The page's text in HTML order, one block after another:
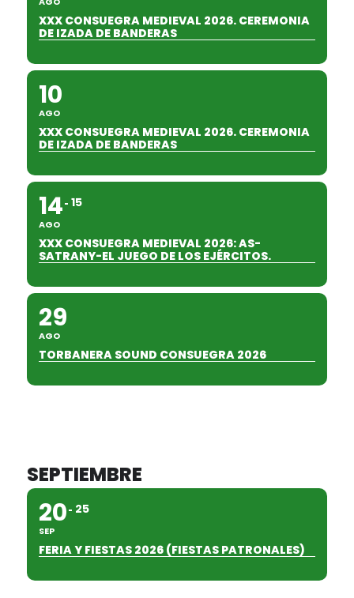
XXX CONSUEGRA MEDIEVAL 2026. CEREMONIA
DE IZADA DE BANDERAS
10
AGO
XXX CONSUEGRA MEDIEVAL 2026. CEREMONIA
DE IZADA DE BANDERAS
14
AGO
15
XXX CONSUEGRA MEDIEVAL 2026: AS-
SATRANY-EL JUEGO DE LOS EJÉRCITOS.
29
AGO
TORBANERA SOUND CONSUEGRA 2026
SEPTIEMBRE
20
SEP
25
FERIA Y FIESTAS 2026 (FIESTAS PATRONALES)